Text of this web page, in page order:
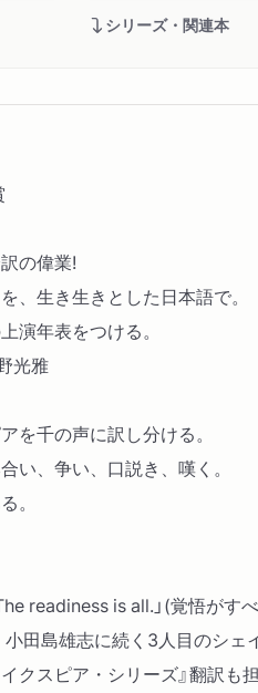
シリーズ・関連本
の偉業!
、生き生きとした日本語で。
演年表をつける。
光雅
を千の声に訳し分ける。
い、争い、口説き、嘆く。
。
readiness is all.」(覚悟がす
田島雄志に続く3人目のシェ
クスピア・シリーズ』翻訳も